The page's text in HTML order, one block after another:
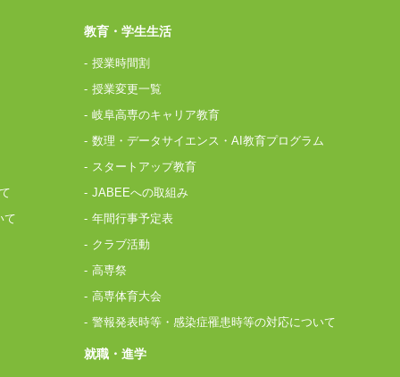
て
教育・学生生活
授業時間割
授業変更一覧
岐阜高専のキャリア教育
数理・データサイエンス・AI教育プログラム
スタートアップ教育
JABEEへの取組み
年間行事予定表
クラブ活動
高専祭
高専体育大会
警報発表時等・感染症罹患時等の対応について
就職・進学